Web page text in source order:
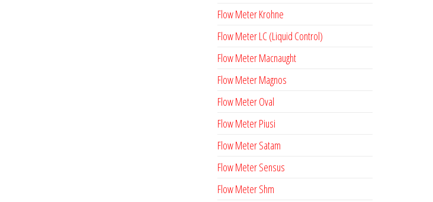
Flow Meter Krohne
Flow Meter LC (Liquid Control)
Flow Meter Macnaught
Flow Meter Magnos
Flow Meter Oval
Flow Meter Piusi
Flow Meter Satam
Flow Meter Sensus
Flow Meter Shm